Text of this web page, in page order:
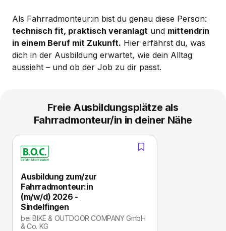
Als Fahrradmonteur:in bist du genau diese Person:
technisch fit, praktisch veranlagt und mittendrin
in einem Beruf mit Zukunft. Hier erfährst du, was
dich in der Ausbildung erwartet, wie dein Alltag
aussieht – und ob der Job zu dir passt.
Freie Ausbildungsplätze als
Fahrradmonteur/in in deiner Nähe
Ausbildung zum/zur
Fahrradmonteur:in
(m/w/d) 2026 -
Sindelfingen
beiBIKE & OUTDOOR COMPANY GmbH
& Co. KG